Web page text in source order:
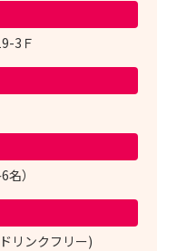
3Ｆ
）
リンクフリー)